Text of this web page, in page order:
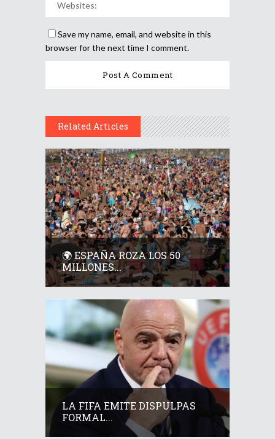
Save my name, email, and website in this
browser for the next time I comment.
Related Articles
🌍 ESPAÑA ROZA LOS 50
MILLONES...
LA FIFA EMITE DISPULPAS
FORMAL...